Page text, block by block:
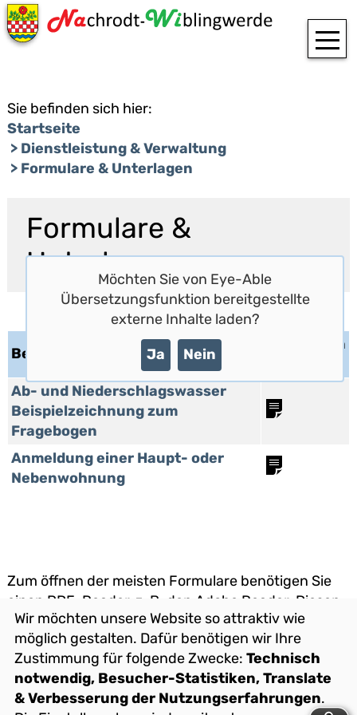
Möchten Sie von Eye-Able
Übersetzungsfunktion bereitgestellte
externe Inhalte laden?
Ja Nein
Sie befinden sich hier:
Startseite
Dienstleistung & Verwaltung
Formulare & Unterlagen
Formulare &
Unterlagen
Bezeichnung
Unterlagen
Ab- und Niederschlagswasser
Beispielzeichnung zum
Fragebogen
Anmeldung einer Haupt- oder
Nebenwohnung
Zum öffnen der meisten Formulare benötigen Sie
einen PDF-Reader, z. B. den Adobe Reader. Diesen
können Sie hier kostenlos downloaden!
A B C D E F G H I
J
Wir möchten unsere Website so attraktiv wie
möglich gestalten. Dafür benötigen wir Ihre
Zustimmung für folgende Zwecke: Technisch
notwendig, Besucher-Statistiken, Translate
& Verbesserung der Nutzungserfahrungen.